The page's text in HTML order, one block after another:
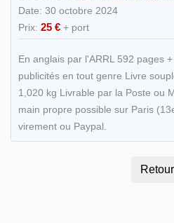
Date: 30 octobre 2024
Prix: 25 € + port
En anglais par l'ARRL 592 pages
publicités en tout genre Livre
1,020 kg Livrable par la Poste ou
main propre possible sur Paris
virement ou Paypal.